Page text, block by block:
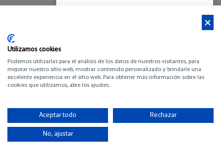
BENETEAU OCEANIS
34.1
-
Utilizamos cookies
Podemos utilizarlas para el análisis de los datos de nuestros visitantes, para
mejorar nuestro sitio web, mostrar contenido personalizado y brindarle una
excelente experiencia en el sitio web. Para obtener más información sobre las
cookies que utilizamos, abre los ajustes.
Aceptar todo Rechazar
No, ajustar